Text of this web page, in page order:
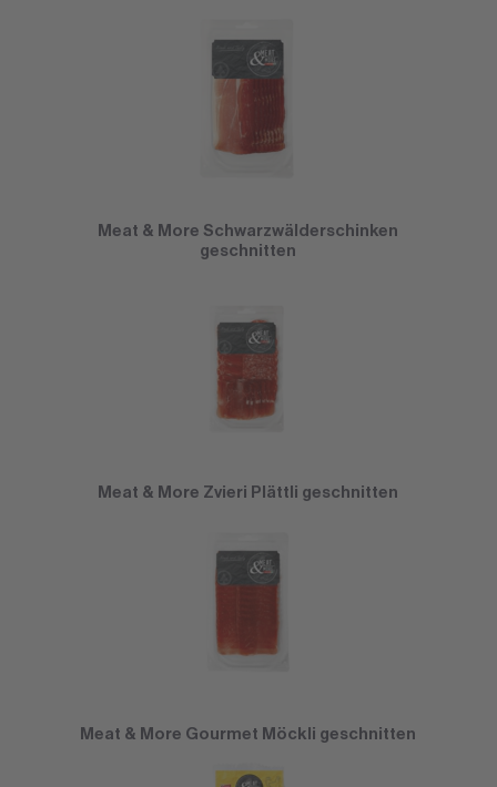
Meat & More Schwarzwälderschinken
geschnitten
Meat & More Zvieri Plättli geschnitten
Meat & More Gourmet Möckli geschnitten